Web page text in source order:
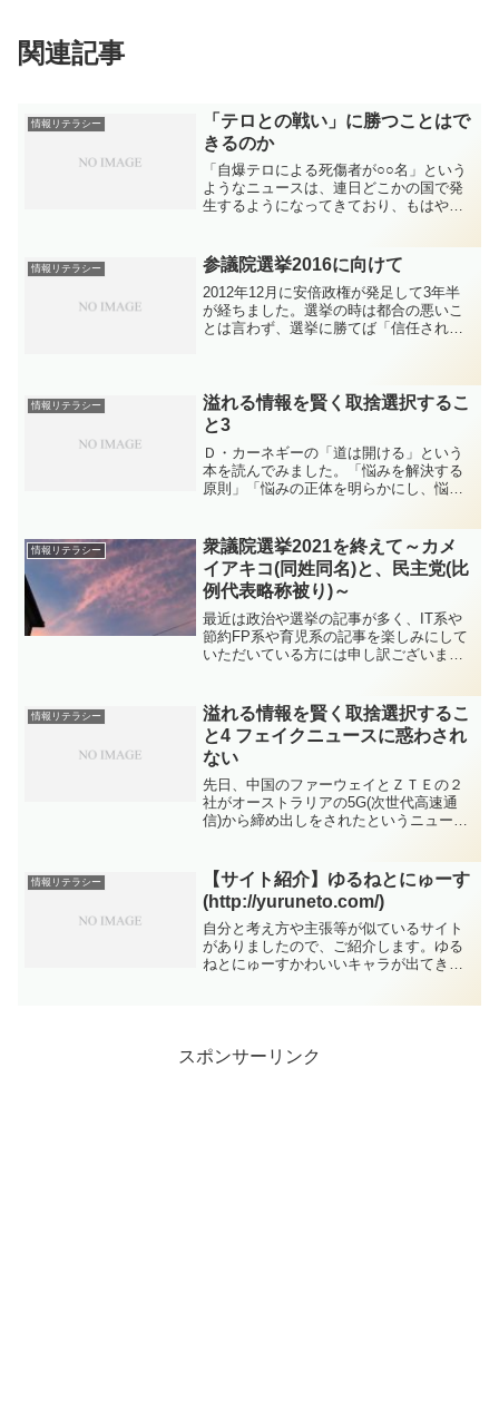
関連記事
情報リテラシー
「テロとの戦い」に勝つことはで
きるのか
「自爆テロによる死傷者が○○名」という
ようなニュースは、連日どこかの国で発
生するようになってきており、もはやい
に行かない以外に気を付けようにも何も
できないのですが、この...
情報リテラシー 参議院選挙2016に向けて
2012年12月に安倍政権が発足して3年半
が経ちました。選挙の時は都合の悪いこ
とは言わず、選挙に勝てば「信任され
かしたり、逆切れした...
情報リテラシー
溢れる情報を賢く取捨選択するこ
と3
Ｄ・カーネギーの「道は開ける」という
本を読んでみました。「悩みを解決する
原則」「悩みの正体を明らかにし、悩み
う帯の記載通り、悩みのある方はぜひご
一読することをオススメし...
情報リテラシー
衆議院選挙2021を終えて～カメ
イアキコ(同姓同名)と、民主党(比
例代表略称被り)～
最近は政治や選挙の記事が多く、IT系や
節約FP系や育児系の記事を楽しみにして
いただいている方には申し訳ございませ
中道路線が求められている」と結論付け
られることが多くなっ...
情報リテラシー
溢れる情報を賢く取捨選択するこ
と4 フェイクニュースに惑わされ
ない
先日、中国のファーウェイとＺＴＥの２
社がオーストラリアの5G(次世代高速通
信)から締め出しをされたというニュース
からファーウェイやＺＴＥの機器には以
下のような噂が流...
情報リテラシー
【サイト紹介】ゆるねとにゅーす
(http://yuruneto.com/)
自分と考え方や主張等が似ているサイト
がありましたので、ご紹介します。ゆる
ねとにゅーすかわいいキャラが出てきま
スポンサーリンク